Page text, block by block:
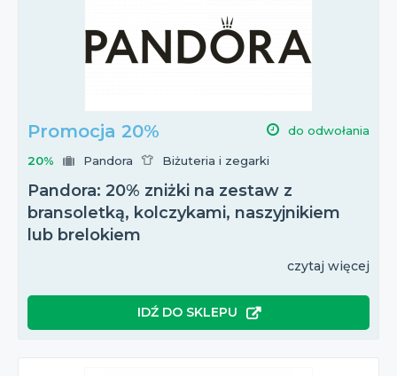
Promocja 20% do odwołania
20% Pandora Biżuteria i zegarki
Pandora: 20% zniżki na zestaw z
bransoletką, kolczykami, naszyjnikiem
lub brelokiem
czytaj więcej
IDŹ DO SKLEPU